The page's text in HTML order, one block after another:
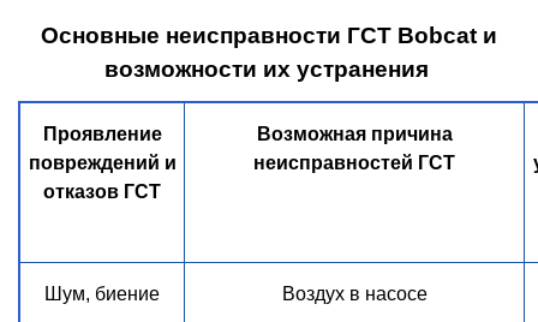
Основные неисправности ГСТ Bobcat и
возможности их устранения
Проявление
повреждений и
отказов ГСТ
Возможная причина
неисправностей ГСТ
Шум, биение Воздух в насосе